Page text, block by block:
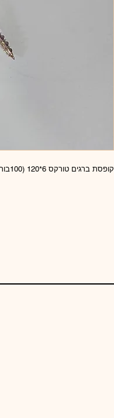
קופסת ברגים טורקס 6*120 (100בורג בקופסה)